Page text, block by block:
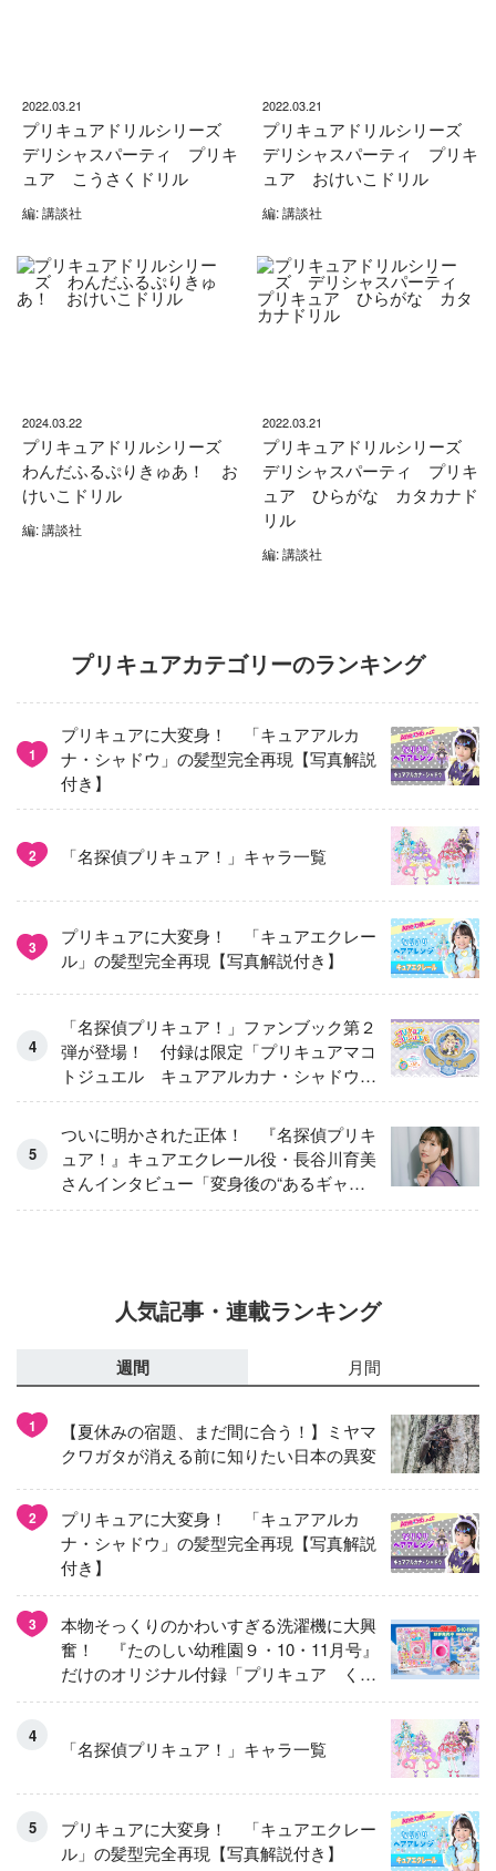
2022.03.21
プリキュアドリルシリーズ
デリシャスパーティ プリキ
ュア こうさくドリル
編: 講談社
2022.03.21
プリキュアドリルシリーズ
デリシャスパーティ プリキ
ュア おけいこドリル
編: 講談社
2024.03.22
プリキュアドリルシリーズ
わんだふるぷりきゅあ！ お
けいこドリル
編: 講談社
2022.03.21
プリキュアドリルシリーズ
デリシャスパーティ プリキ
ュア ひらがな カタカナド
リル
編: 講談社
プリキュアカテゴリーのランキング
1
プリキュアに大変身！ 「キュアアルカ
ナ・シャドウ」の髪型完全再現【写真解説
付き】
2 「名探偵プリキュア！」キャラ一覧
3
プリキュアに大変身！ 「キュアエクレー
ル」の髪型完全再現【写真解説付き】
「名探偵プリキュア！」ファンブック第２
弾が登場！ 付録は限定「プリキュアマコ
トジュエル キュアアルカナ・シャドウ
アイスver.」 キュアエクレールを大特
ついに明かされた正体！ 『名探偵プリキ
ュア！』キュアエクレール役・長谷川育美
さんインタビュー「変身後の“あるギャッ
プ”に驚きました」
人気記事・連載ランキング
週間 月間
1
【夏休みの宿題、まだ間に合う！】ミヤマ
クワガタが消える前に知りたい日本の異変
2
プリキュアに大変身！ 「キュアアルカ
ナ・シャドウ」の髪型完全再現【写真解説
付き】
3
本物そっくりのかわいすぎる洗濯機に大興
奮！ 『たのしい幼稚園９・10・11月号』
だけのオリジナル付録「プリキュア くる
くるせんたくき」
「名探偵プリキュア！」キャラ一覧
プリキュアに大変身！ 「キュアエクレー
ル」の髪型完全再現【写真解説付き】